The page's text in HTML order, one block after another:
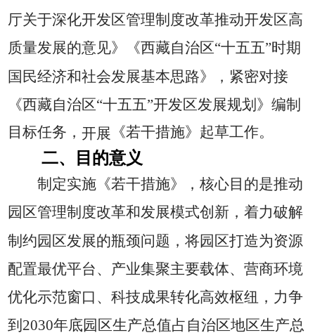
厅关于深化开发区管理制度改革推动开发区高
质量发展的意见》《西藏自治区“十五五”时期
国民经济和社会发展基本思路》，紧密对接
《西藏自治区“十五五”开发区发展规划》编制
目标任务，开展 《若干措施》起草工作。
二、目的意义
制定实施《若干措施》，核心目的是推动
园区管理制度改革和发展模式创新，着力破解
制约园区发展的瓶颈问题，将园区打造为资源
配置最优平台、产业集聚主要载体、营商环境
优化示范窗口、科技成果转化高效枢纽，力争
到2030年底园区生产总值占自治区地区生产总